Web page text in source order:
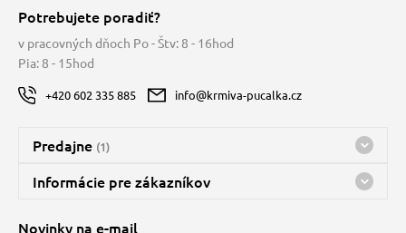
Potrebujete poradiť?
v pracovných dňoch Po - Štv: 8 - 16hod
Pia: 8 - 15hod
+420 602 335 885 info@krmiva-pucalka.cz
Predajne (1)
Predajňa a sklad Kbely
Bohužiaľ, momentálne máme zatvorené
Informácie pre zákazníkov
Novinky na e-mail